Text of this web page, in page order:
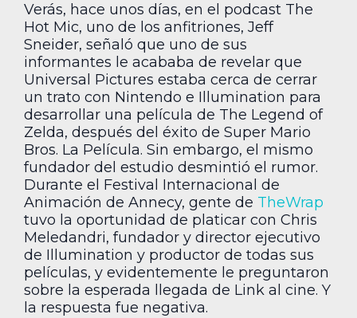
Verás, hace unos días, en el podcast The
Hot Mic, uno de los anfitriones, Jeff
Sneider, señaló que uno de sus
informantes le acababa de revelar que
Universal Pictures estaba cerca de cerrar
un trato con Nintendo e Illumination para
desarrollar una película de The Legend of
Zelda, después del éxito de Super Mario
Bros. La Película. Sin embargo, el mismo
fundador del estudio desmintió el rumor.
Durante el Festival Internacional de
Animación de Annecy, gente de TheWrap
tuvo la oportunidad de platicar con Chris
Meledandri, fundador y director ejecutivo
de Illumination y productor de todas sus
películas, y evidentemente le preguntaron
sobre la esperada llegada de Link al cine. Y
la respuesta fue negativa.